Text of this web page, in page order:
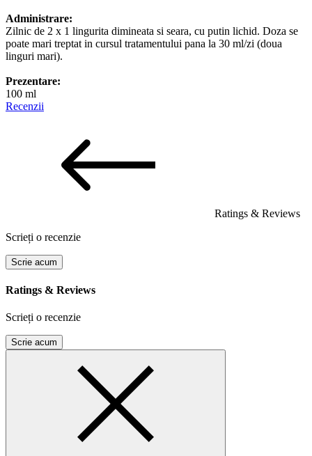
Administrare:
Zilnic de 2 x 1 lingurita dimineata si seara, cu putin lichid. Doza se
poate mari treptat in cursul tratamentului pana la 30 ml/zi (doua
linguri mari).
Prezentare:
100 ml
Recenzii
Ratings & Reviews
Scrieți o recenzie
Scrie acum
Ratings & Reviews
Scrieți o recenzie
Scrie acum